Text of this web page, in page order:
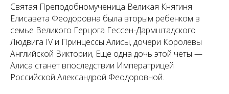
Святая Преподобномученица Великая Княгиня
Елисавета Феодоровна была вторым ребенком в
семье Великого Герцога Гессен-Дармштадского
Людвига IV и Принцессы Алисы, дочери Королевы
Английской Виктории, Еще одна дочь этой четы —
Алиса станет впоследствии Императрицей
Российской Александрой Феодоровной.